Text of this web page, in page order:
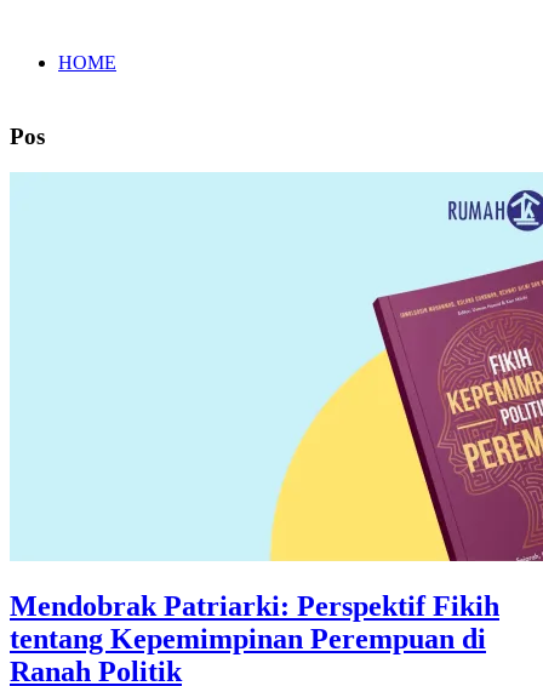
HOME
Pos
Mendobrak Patriarki: Perspektif Fikih
tentang Kepemimpinan Perempuan di
Ranah Politik